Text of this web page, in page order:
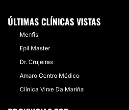
ÚLTIMAS CLÍNICAS VISTAS
Menfis
Epil Master
Dr. Crujeiras
Amaro Centro Médico
Clínica Virxe Da Mariña